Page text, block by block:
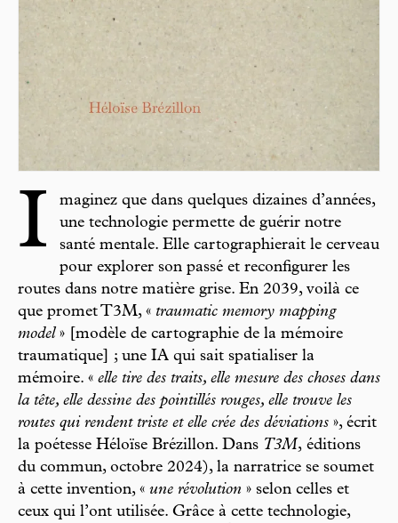
I
maginez que dans quelques dizaines d’années,
une technologie permette de guérir notre
santé mentale. Elle cartographierait le cerveau
pour explorer son passé et reconfigurer les
routes dans notre matière grise. En 2039, voilà ce
que promet T3M, « traumatic memory mapping
model» [modèle de cartographie de la mémoire
traumatique] ; une IA qui sait spatialiser la
mémoire. « elle tire des traits, elle mesure des choses dans
la tête, elle dessine des pointillés rouges, elle trouve les
routes qui rendent triste et elle crée des déviations », écrit
la poétesse Héloïse Brézillon. Dans T3M, éditions
du commun, octobre 2024), la narratrice se soumet
à cette invention, « une révolution » selon celles et
ceux qui l’ont utilisée. Grâce à cette technologie,